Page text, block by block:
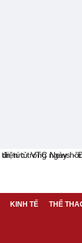
KINH TẾ THỂ